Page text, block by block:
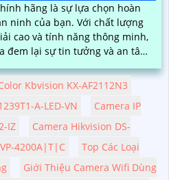
hãng là sự lựa chọn hoàn
bạn. Với chất lượng
cao và tính năng thông minh,
đem lại sự tin tưởng và an tâm
Kbvision KX-AF2112N3
A-LED-VN
Camera IP
IZ
Camera Hikvision DS-
4200A|T|C
Top Các Loại
Giới Thiệu Camera Wifi Dùng